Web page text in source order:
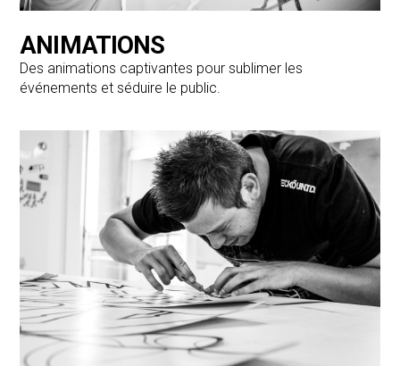
ANIMATIONS
Des animations captivantes pour sublimer les
événements et séduire le public.